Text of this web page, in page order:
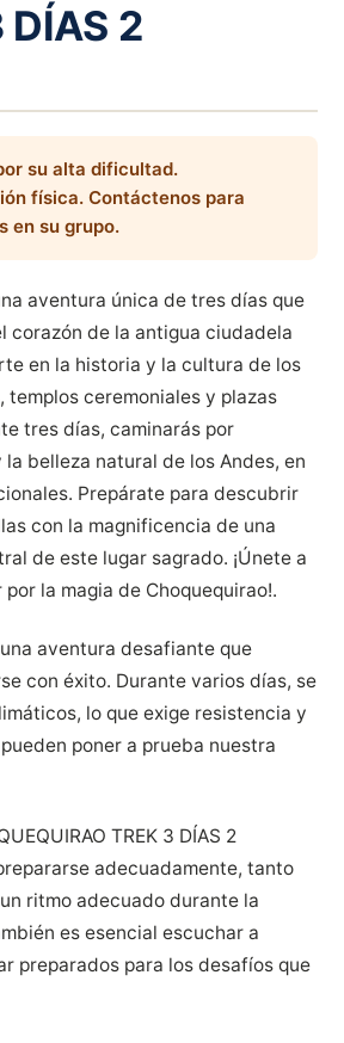
DÍAS 2
su alta dificultad.
física. Contáctenos para
en su grupo.
aventura única de tres días que
corazón de la antigua ciudadela
en la historia y la cultura de los
ceremoniales y plazas
tres días, caminarás por
belleza natural de los Andes, en
Prepárate para descubrir
con la magnificencia de una
de este lugar sagrado. ¡Únete a
la magia de Choquequirao!.
aventura desafiante que
con éxito. Durante varios días, se
lo que exige resistencia y
poner a prueba nuestra
TREK 3 DÍAS 2
adecuadamente, tanto
ritmo adecuado durante la
es esencial escuchar a
preparados para los desafíos que